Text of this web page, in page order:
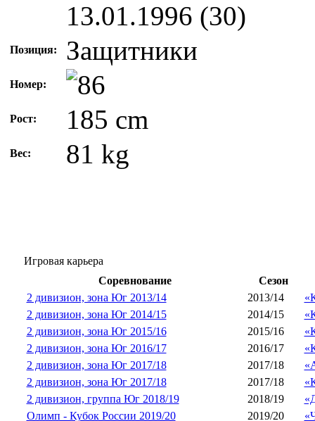
13.01.1996 (30)
Позиция: Защитники
Номер:
Рост: 185 cm
Вес: 81 kg
Игровая карьера
Соревнование
Сезон
2 дивизион, зона Юг 2013/14
2013/14
2 дивизион, зона Юг 2014/15
2014/15
2 дивизион, зона Юг 2015/16
2015/16
2 дивизион, зона Юг 2016/17
2016/17
2 дивизион, зона Юг 2017/18
2017/18
2 дивизион, зона Юг 2017/18
2017/18
2 дивизион, группа Юг 2018/19
2018/19
Олимп - Кубок России 2019/20
2019/20